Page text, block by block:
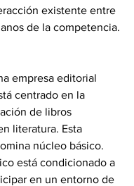
existente entre
de la competencia.
empresa editorial
centrado en la
de libros
literatura. Esta
núcleo básico.
está condicionado a
en un entorno de